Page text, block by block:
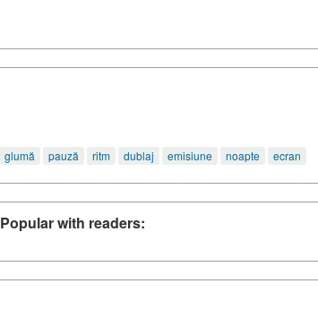
glumă pauză ritm dublaj emisiune noapte ecran
Popular with readers: